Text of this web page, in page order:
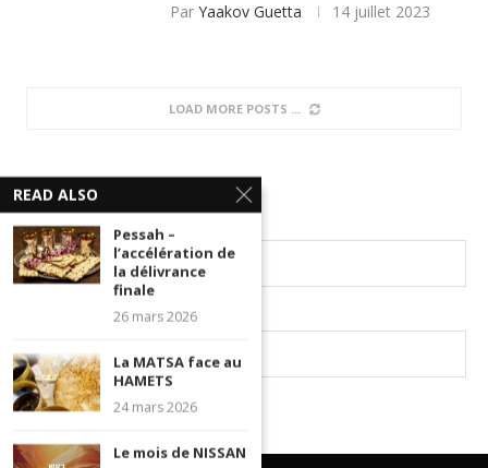
Par Yaakov Guetta 14 juillet 2023
Halakha Rav Yaakov Guetta Texte
Chélocha mi yodéa – Jusqu’à
quel point un homme se doit
se marie avec un érudit en
Torah ?
Par
Autre Texte
READ ALSO
Pessah –
l’accélération de
la délivrance
finale
26 mars 2026
La MATSA face au
HAMETS
24 mars 2026
Le mois de NISSAN